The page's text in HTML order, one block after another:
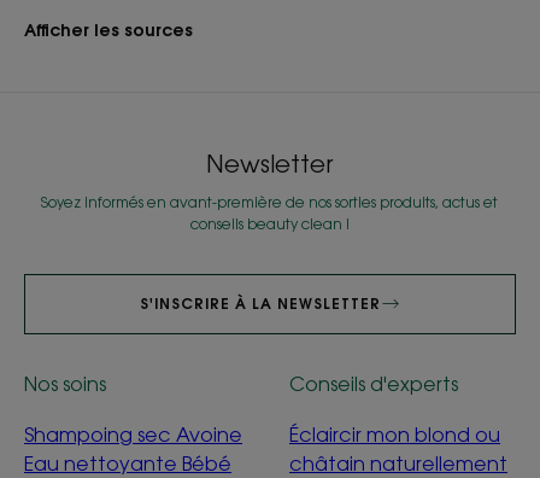
Afficher les sources
Newsletter
Soyez informés en avant-première de nos sorties produits, actus et
conseils beauty clean !
S'INSCRIRE À LA NEWSLETTER
Nos soins
Shampoing sec Avoine
Eau nettoyante Bébé
Conseils d'experts
Éclaircir mon blond ou
châtain naturellement